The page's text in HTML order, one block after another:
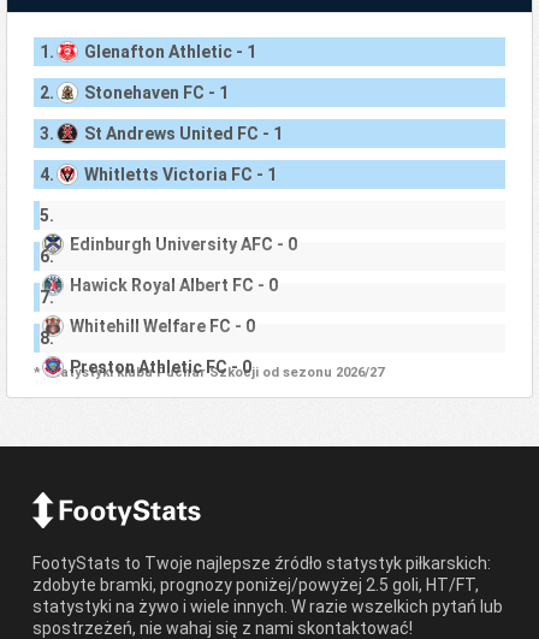
1. Glenafton Athletic - 1
2. Stonehaven FC - 1
3. St Andrews United FC - 1
4. Whitletts Victoria FC - 1
5.
Edinburgh University AFC - 0
6.
Hawick Royal Albert FC - 0
7.
Whitehill Welfare FC - 0
8.
Preston Athletic FC - 0
* Statystyki klubu Puchar Szkocji od sezonu 2026/27
FootyStats to Twoje najlepsze źródło statystyk piłkarskich:
zdobyte bramki, prognozy poniżej/powyżej 2.5 goli, HT/FT,
statystyki na żywo i wiele innych. W razie wszelkich pytań lub
spostrzeżeń, nie wahaj się z nami skontaktować!